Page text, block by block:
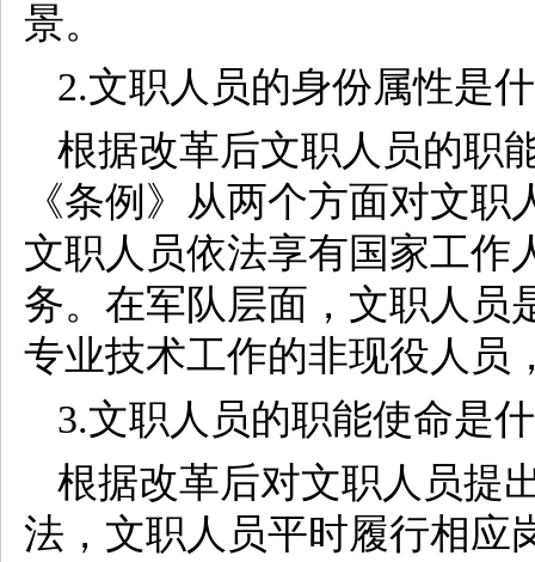
景。
2.文职人员的身份属性是
根据改革后文职人员的职
《条例》从两个方面对文
文职人员依法享有国家工作
务。在军队层面，文职人员
专业技术工作的非现役人员
3.文职人员的职能使命是
根据改革后对文职人员提
法，文职人员平时履行相应